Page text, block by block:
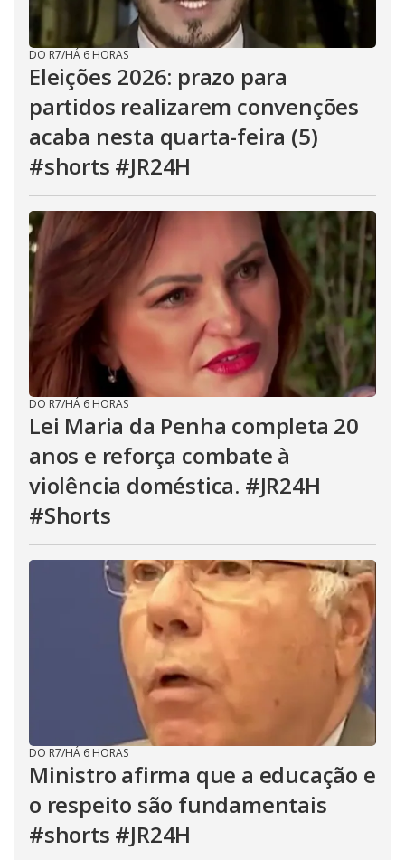
DO R7/HÁ 6 HORAS
Eleições 2026: prazo para
partidos realizarem convenções
acaba nesta quarta-feira (5)
#shorts #JR24H
DO R7/HÁ 6 HORAS
Lei Maria da Penha completa 20
anos e reforça combate à
violência doméstica. #JR24H
#Shorts
DO R7/HÁ 6 HORAS
Ministro afirma que a educação e
o respeito são fundamentais
#shorts #JR24H